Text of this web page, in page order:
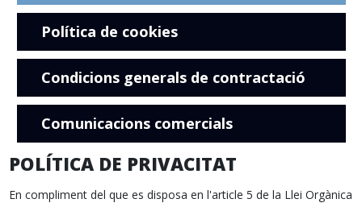
Política de cookies
Condicions generals de contractació
Comunicacions comercials
POLÍTICA DE PRIVACITAT
En compliment del que es disposa en l'article 5 de la Llei Orgànica